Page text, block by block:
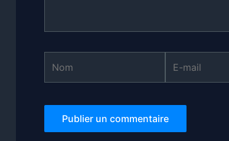
mail